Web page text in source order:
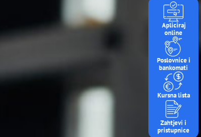
Apliciraj
online
Poslovnice i
bankomati
Kursna lista
Zahtjevi i
pristupnice